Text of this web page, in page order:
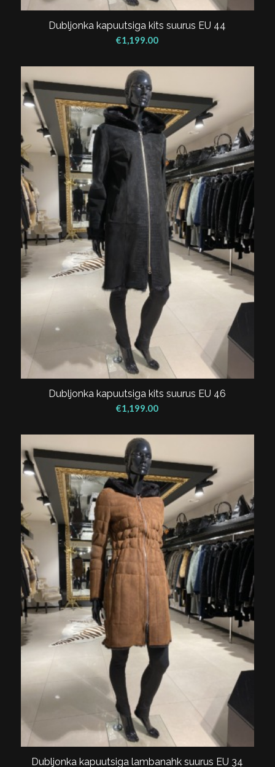
Dubljonka kapuutsiga kits suurus EU 44
€1,199.00
Dubljonka kapuutsiga kits suurus EU 46
€1,199.00
Dubljonka kapuutsiga lambanahk suurus EU 34